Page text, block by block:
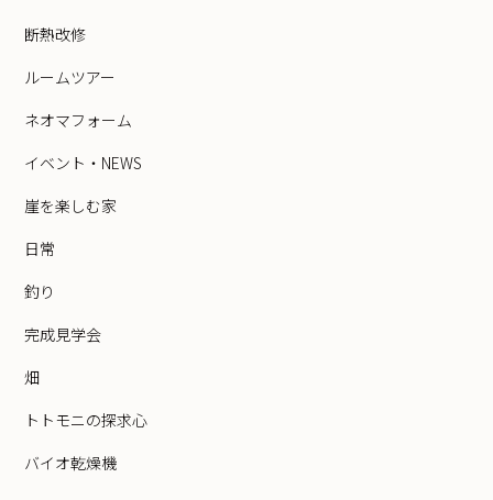
断熱改修
ルームツアー
ネオマフォーム
イベント・NEWS
崖を楽しむ家
日常
釣り
完成見学会
畑
トトモニの探求心
バイオ乾燥機